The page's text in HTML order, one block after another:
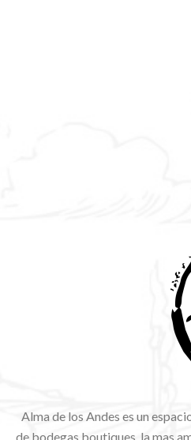
Alma de los Andes es un
de bodegas boutiques, la mas